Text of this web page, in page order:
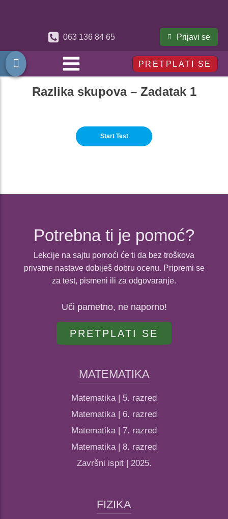
063 136 84 65 Prijavi se
PRETPLATI SE
Razlika skupova – Zadatak 1
Potrebna ti je pomoć?
Lekcije na sajtu pomoći će ti da bez troškova
privatne nastave dobiješ dobru ocenu. Pripremi se
za test, pismeni ili za odgovaranje.
Uči pametno, ne naporno!
PRETPLATI SE
MATEMATIKA
Matematika | 5. razred
Matematika | 6. razred
Matematika | 7. razred
Matematika | 8. razred
Završni ispit | 2025.
FIZIKA